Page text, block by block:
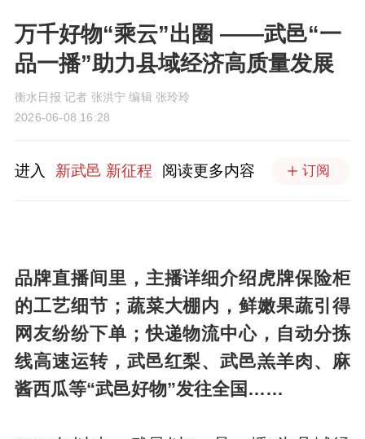
万千好物“乘云”出圈 ——武邑“一
品一播”助力县域经济高质量发展
衡水日报 记者 张洪宁 编辑 张玲玲
2026-06-08 16:28
进入 新武邑 新征程 阅读更多内容 订阅
品牌直播间里，主播详细介绍虎牌保险柜
的工艺细节；蔬菜大棚内，鲜嫩果蔬引得
网友纷纷下单；快递物流中心，自动分拣
线高速运转，武邑红梨、武邑羔羊肉、麻
酱西瓜等“武邑好物”发往全国……